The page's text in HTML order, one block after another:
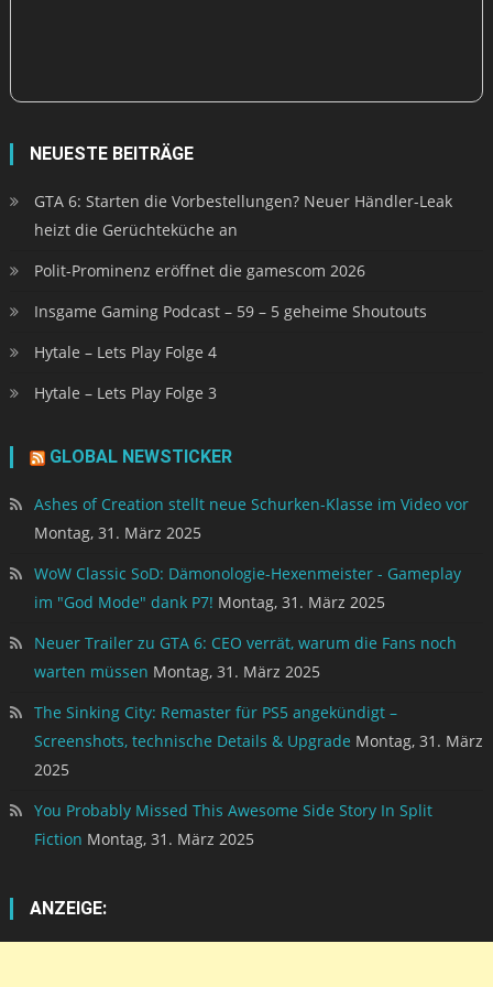
NEUESTE BEITRÄGE
GTA 6: Starten die Vorbestellungen? Neuer Händler-Leak
heizt die Gerüchteküche an
Polit-Prominenz eröffnet die gamescom 2026
Insgame Gaming Podcast – 59 – 5 geheime Shoutouts
Hytale – Lets Play Folge 4
Hytale – Lets Play Folge 3
GLOBAL NEWSTICKER
Ashes of Creation stellt neue Schurken-Klasse im Video vor
Montag, 31. März 2025
WoW Classic SoD: Dämonologie-Hexenmeister - Gameplay
im "God Mode" dank P7! Montag, 31. März 2025
Neuer Trailer zu GTA 6: CEO verrät, warum die Fans noch
warten müssen Montag, 31. März 2025
The Sinking City: Remaster für PS5 angekündigt –
Screenshots, technische Details & Upgrade Montag, 31. März
2025
You Probably Missed This Awesome Side Story In Split
Fiction Montag, 31. März 2025
ANZEIGE: